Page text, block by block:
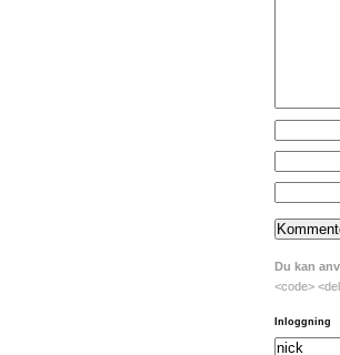
Du kan
<code>
Inloggning